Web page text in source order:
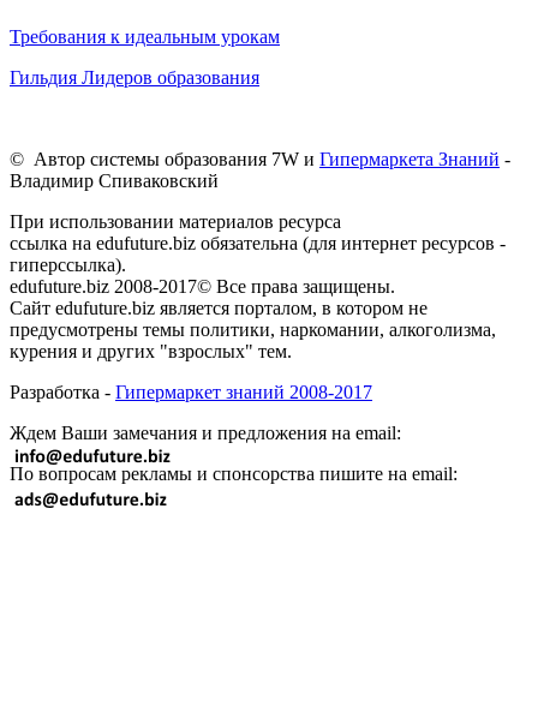
Требования к идеальным урокам
Гильдия Лидеров образования
© Автор системы образования 7W и Гипермаркета Знаний -
Владимир Спиваковский
При использовании материалов ресурса
ссылка на edufuture.biz обязательна (для интернет ресурсов -
гиперссылка).
edufuture.biz 2008-2017© Все права защищены.
Сайт edufuture.biz является порталом, в котором не
предусмотрены темы политики, наркомании, алкоголизма,
курения и других "взрослых" тем.
Разработка - Гипермаркет знаний 2008-2017
Ждем Ваши замечания и предложения на email:
По вопросам рекламы и спонсорства пишите на email: